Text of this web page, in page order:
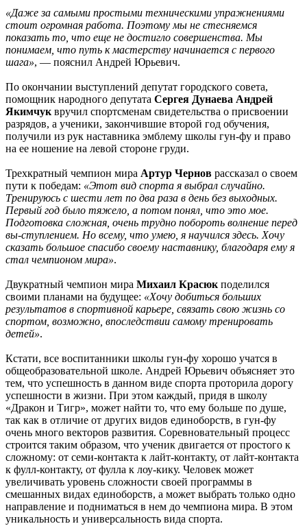
«Даже за самыми простыми техническими упражнениями
стоит огромная работа. Поэтому мы не стесняемся
показать то, что еще не достигло совершенства. Мы
понимаем, что путь к мастерству начинается с первого
шага», — пояснил Андрей Юрьевич.
По окончании выступлений депутат городского совета,
помощник народного депутата Сергея Дунаева Андрей
Якимчуквручил спортсменам свидетельства о присвоении
разрядов, а ученики, закончившие второй год обучения,
получили из рук наставника эмблему школы гун-фу и право
на ее ношение на левой стороне груди.
Трехкратный чемпион мира Артур Чернов рассказал о своем
пути к победам: «Этот вид спорта я выбрал случайно.
Тренируюсь с шести лет по два раза в день без выходных.
Первый год было тяжело, а потом понял, что это мое.
Подготовка сложная, очень трудно побороть волнение перед
вы-ступлением. Но всему, что умею, я научился здесь. Хочу
сказать большое спасибо своему наставнику, благодаря ему я
стал чемпионом мира».
Двукратный чемпион мира Михаил Красюкподелился
своими планами на будущее: «Хочу добиться больших
результатов в спортивной карьере, связать свою жизнь со
спортом, возможно, впоследствии самому тренировать
детей».
Кстати, все воспитанники школы гун-фу хорошо учатся в
общеобразовательной школе. Андрей Юрьевич объясняет это
тем, что успешность в данном виде спорта проторила дорогу
успешности в жизни. При этом каждый, придя в школу
«Дракон и Тигр», может найти то, что ему больше по душе,
так как в отличие от других видов единоборств, в гун-фу
очень много векторов развития. Соревновательный процесс
строится таким образом, что ученик двигается от простого к
сложному: от семи-контакта к лайт-контакту, от лайт-контакта
к фулл-контакту, от фулла к лоу-кику. Человек может
увеличивать уровень сложности своей программы в
смешанных видах единоборств, а может выбрать только одно
направление и подниматься в нем до чемпиона мира. В этом
уникальность и универсальность вида спорта.